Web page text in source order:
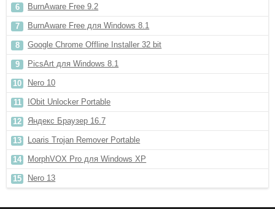
BurnAware Free 9.2
BurnAware Free для Windows 8.1
Google Chrome Offline Installer 32 bit
PicsArt для Windows 8.1
Nero 10
IObit Unlocker Portable
Яндекс Браузер 16.7
Loaris Trojan Remover Portable
MorphVOX Pro для Windows XP
Nero 13